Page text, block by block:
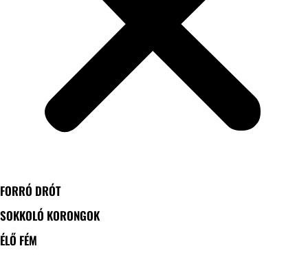
FORRÓ DRÓT
SOKKOLÓ KORONGOK
ÉLŐ FÉM